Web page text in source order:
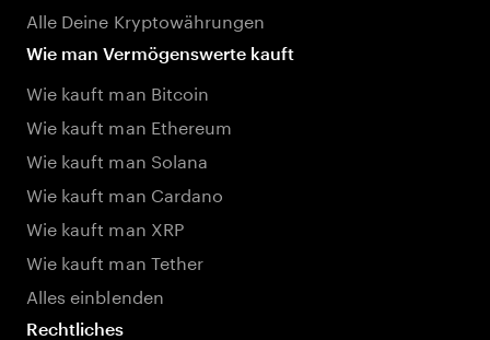
Alle Deine Kryptowährungen
Wie man Vermögenswerte kauft
Wie kauft man Bitcoin
Wie kauft man Ethereum
Wie kauft man Solana
Wie kauft man Cardano
Wie kauft man XRP
Wie kauft man Tether
Alles einblenden
Rechtliches